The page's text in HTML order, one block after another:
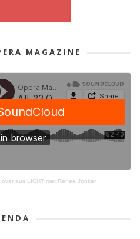
MAGAZINE
aus LICHT met Renee Jonker